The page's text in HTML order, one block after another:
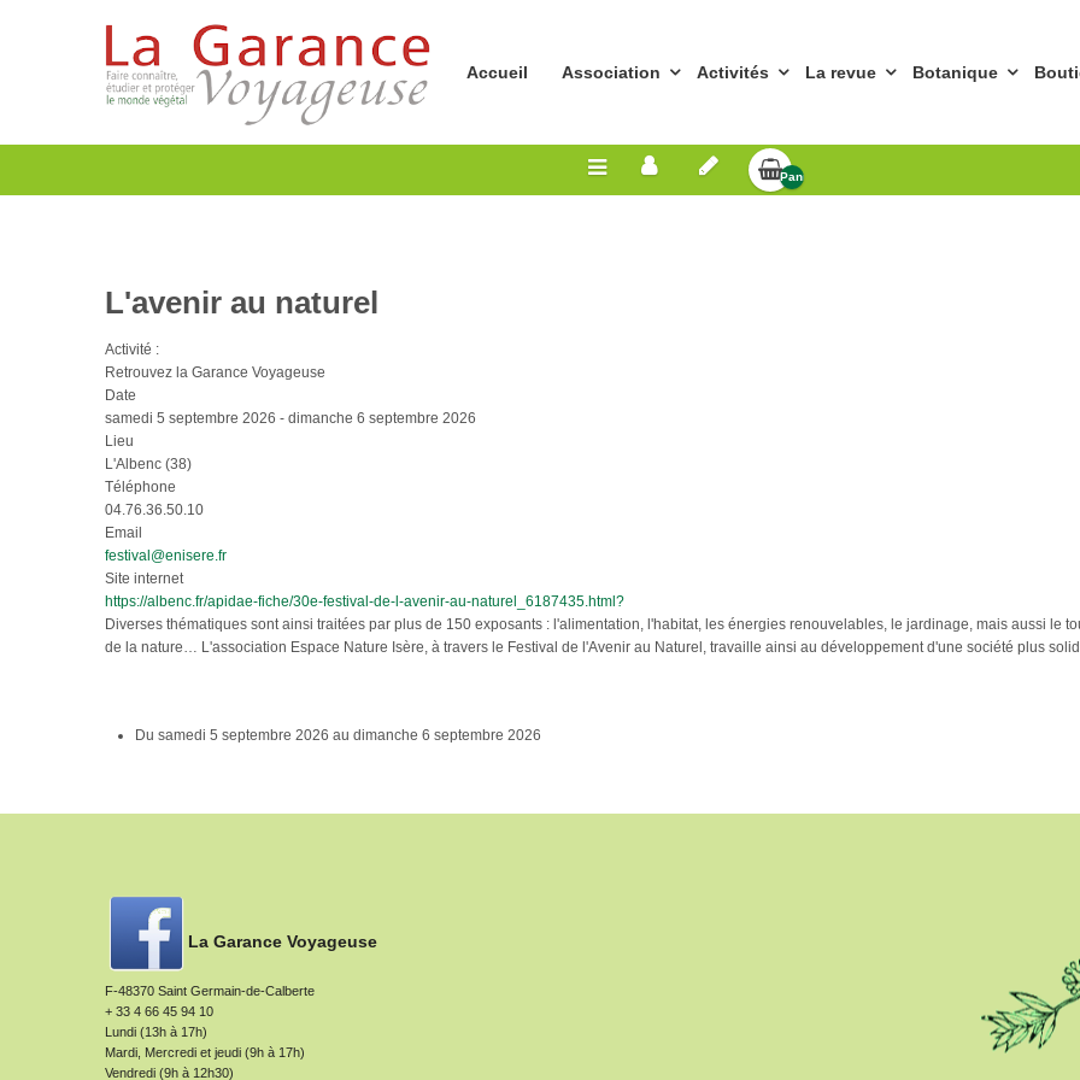
Accueil Association Activités La revue Botanique
Panier
L'avenir au naturel
Activité :
Retrouvez la Garance Voyageuse
Date
samedi 5 septembre 2026 - dimanche 6 septembre 2026
Lieu
L'Albenc (38)
Téléphone
04.76.36.50.10
Email
festival@enisere.fr
Site internet
https://albenc.fr/apidae-fiche/30e-festival-de-l-avenir-au-naturel_6187435.html?
Diverses thématiques sont ainsi traitées par plus de 150 exposants : l'alimentation, l'habitat, les énergies renouvelables, le jardinage, mais aussi le
de la nature… L'association Espace Nature Isère, à travers le Festival de l'Avenir au Naturel, travaille ainsi au développement d'une société plus
Du samedi 5 septembre 2026 au dimanche 6 septembre 2026
La Garance Voyageuse
F-48370 Saint Germain-de-Calberte
+ 33 4 66 45 94 10
Lundi (13h à 17h)
Mardi, Mercredi et jeudi (9h à 17h)
Vendredi (9h à 12h30)